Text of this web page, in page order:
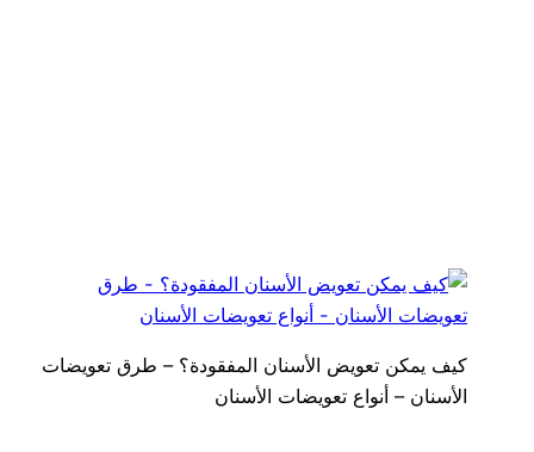
كيف يمكن تعويض الأسنان المفقودة؟ – طرق تعويضات
الأسنان – أنواع تعويضات الأسنان